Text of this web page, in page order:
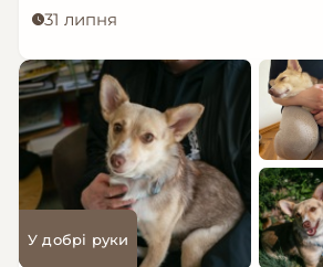
31 липня
У добрі руки